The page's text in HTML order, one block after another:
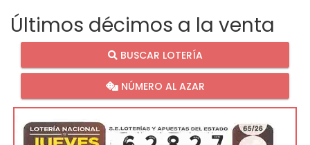
Últimos décimos a la venta
BUSCAR LOTERÍA
NÚMERO AL AZAR